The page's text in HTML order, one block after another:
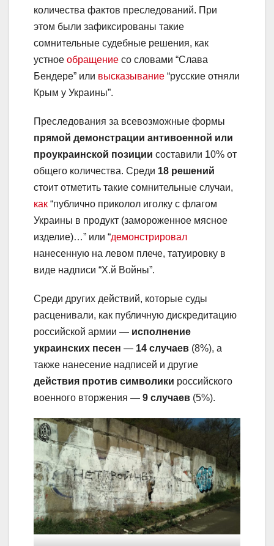
количества фактов преследований. При
этом были зафиксированы такие
сомнительные судебные решения, как
устное обращение со словами “Слава
Бендере” или высказывание “русские отняли
Крым у Украины”.
Преследования за всевозможные формы
прямой демонстрации антивоенной или
проукраинской позиции составили 10% от
общего количества. Среди 18 решений
стоит отметить такие сомнительные случаи,
как “публично приколол иголку с флагом
Украины в продукт (замороженное мясное
изделие)…” или “демонстрировал
нанесенную на левом плече, татуировку в
виде надписи “Х.й Войны”.
Среди других действий, которые суды
расценивали, как публичную дискредитацию
российской армии — исполнение
украинских песен — 14 случаев (8%), а
также нанесение надписей и другие
действия против символики российского
военного вторжения — 9 случаев (5%).